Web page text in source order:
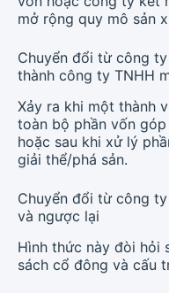
mở rộng quy mô sản
Chuyển đổi từ công
thành công ty TNHH
Xảy ra khi một thành
toàn bộ phần vốn
hoặc sau khi xử lý
giải thể/phá sản.
Chuyển đổi từ công
và ngược lại
Hình thức này đòi hỏi
sách cổ đông và cấu